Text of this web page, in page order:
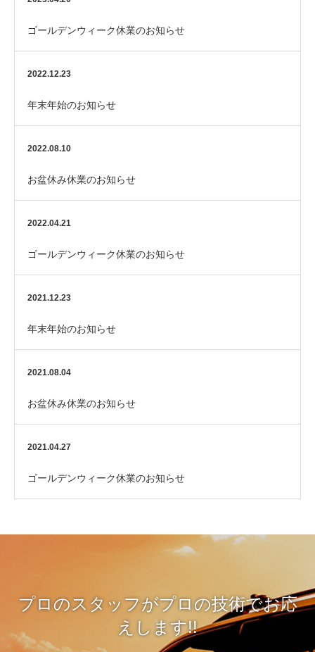
ゴールデンウィーク休業のお知らせ
2022.12.23
年末年始のお知らせ
2022.08.10
お盆休み休業のお知らせ
2022.04.21
ゴールデンウィーク休業のお知らせ
2021.12.23
年末年始のお知らせ
2021.08.04
お盆休み休業のお知らせ
2021.04.27
ゴールデンウィーク休業のお知らせ
プロのスタッフがプロの技術でお応
えします!!